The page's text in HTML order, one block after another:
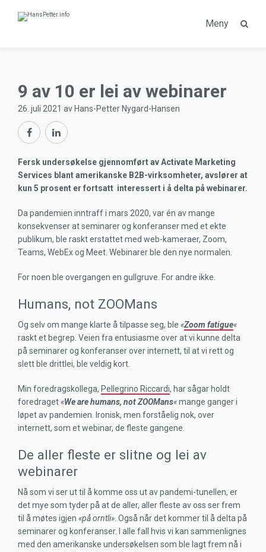
Meny
9 av 10 er lei av webinarer
26. juli 2021 av Hans-Petter Nygard-Hansen
Fersk undersøkelse gjennomført av Activate Marketing
Services blant amerikanske B2B-virksomheter, avslører at
kun 5 prosent er fortsatt interessert i å delta på webinarer.
Da pandemien inntraff i mars 2020, var én av mange
konsekvenser at seminarer og konferanser med et ekte
publikum, ble raskt erstattet med web-kameraer, Zoom,
Teams, WebEx og Meet. Webinarer ble den nye normalen.
For noen ble overgangen en gullgruve. For andre ikke.
Humans, not ZOOMans
Og selv om mange klarte å tilpasse seg, ble «Zoom fatigue«
raskt et begrep. Veien fra entusiasme over at vi kunne delta
på seminarer og konferanser over internett, til at vi rett og
slett ble drittlei, ble veldig kort.
Min foredragskollega, Pellegrino Riccardi, har sågar holdt
foredraget«We are humans, not ZOOMans«mange ganger i
løpet av pandemien. Ironisk, men forståelig nok, over
internett, som et webinar, de fleste gangene.
De aller fleste er slitne og lei av
webinarer
Nå som vi ser ut til å komme oss ut av pandemi-tunellen, er
det mye som tyder på at de aller, aller fleste av oss ser frem
til å møtes igjen «på orntli» . Også når det kommer til å delta på
seminarer og konferanser. I alle fall hvis vi kan sammenlignes
med den amerikanske undersøkelsen som ble lagt frem nå i